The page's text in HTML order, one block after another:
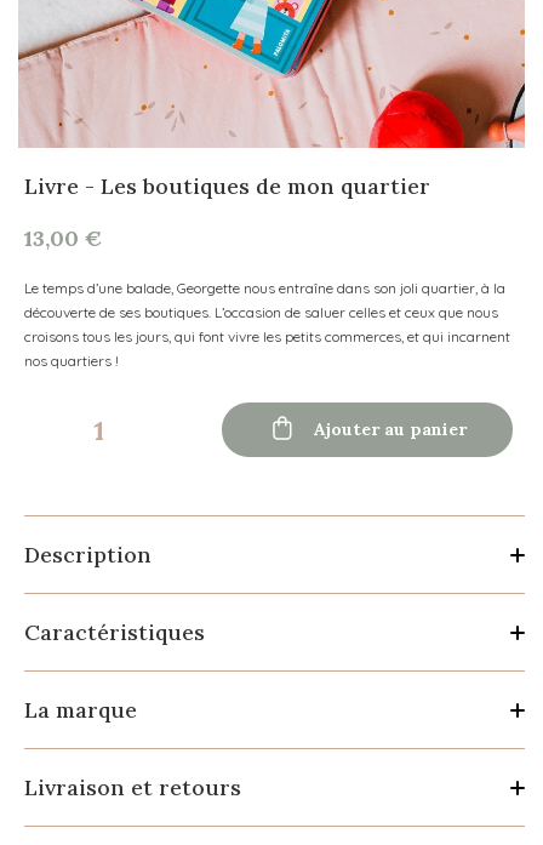
Livre - Les boutiques de mon quartier
13,00 €
Le temps d’une balade, Georgette nous entraîne dans son joli quartier, à la
découverte de ses boutiques. L’occasion de saluer celles et ceux que nous
croisons tous les jours, qui font vivre les petits commerces, et qui incarnent
nos quartiers !
 Ajouter au panier
Description
Caractéristiques
La marque
Livraison et retours